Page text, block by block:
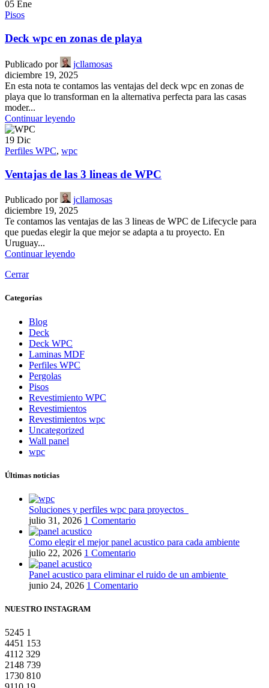
05 Ene
Pisos
Deck wpc en zonas de playa
Publicado por
jcllamosas
diciembre 19, 2025
En esta nota te contamos las ventajas del deck wpc en zonas de
playa que lo transforman en la alternativa perfecta para las casas
moder...
Continuar leyendo
19 Dic
Perfiles WPC, wpc
Ventajas de las 3 lineas de WPC
Publicado por
jcllamosas
diciembre 19, 2025
Te contamos las ventajas de las 3 lineas de WPC de Lifecycle para
que puedas elegir la que mejor se adapta a tu proyecto. En
Uruguay...
Continuar leyendo
Cerrar
Categorías
Blog
Deck
Deck WPC
Laminas MDF
Perfiles WPC
Pergolas
Pisos
Revestimiento WPC
Revestimientos
Revestimientos wpc
Uncategorized
Wall panel
wpc
Últimas noticias
Soluciones y perfiles wpc para proyectos
julio 31, 2026 1 Comentario
Como elegir el mejor panel acustico para cada ambiente
julio 22, 2026 1 Comentario
Panel acustico para eliminar el ruido de un ambiente
junio 24, 2026 1 Comentario
NUESTRO INSTAGRAM
5245 1
4451 153
4112 329
2148 739
1730 810